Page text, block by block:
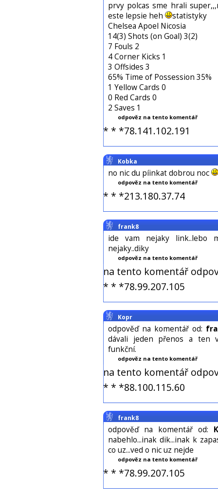
prvy polcas sme hrali
este lepsie heh
statistyky
Chelsea Apoel Nicosia
14(3) Shots (on Goal) 3(2)
7 Fouls 2
4 Corner Kicks 1
3 Offsides 3
65% Time of Possession 35%
1 Yellow Cards 0
0 Red Cards 0
2 Saves 1
odpověz na tento komentář
* * *78.141.102.191
Kobka
no nic du píinkat dobrou noc
odpověz na tento komentář
* * *213.180.37.74
frank8
ide vam nejaky link..lebo
nejaky..diky
odpověz na tento komentář
na tento komentář
* * *78.99.207.105
Kopr
odpověď na komentář od:
dávali jeden přenos a ten
funkční.
odpověz na tento komentář
na tento komentář
* * *88.100.115.60
frank8
odpověď na komentář od:
nabehlo...inak dik...inak k
co uz...ved o nic uz nejde
odpověz na tento komentář
* * *78.99.207.105